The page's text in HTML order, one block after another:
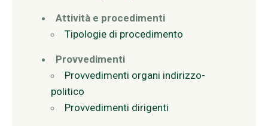
Attività e procedimenti
Tipologie di procedimento
Provvedimenti
Provvedimenti organi indirizzo-
politico
Provvedimenti dirigenti